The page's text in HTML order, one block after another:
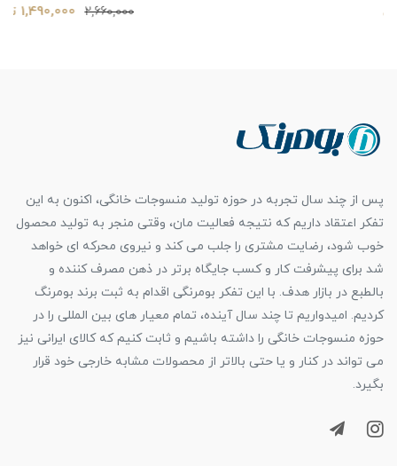
2,660,000
پس از چند سال تجربه در حوزه تولید منسوجات خانگی، اکنون به این
تفکر اعتقاد داریم که نتیجه فعالیت مان، وقتی منجر به تولید محصول
خوب شود، رضایت مشتری را جلب می کند و نیروی محرکه ای خواهد
شد برای پیشرفت کار و کسب جایگاه برتر در ذهن مصرف کننده و
بالطبع در بازار هدف. با این تفکر بومرنگی اقدام به ثبت برند بومرنگ
کردیم. امیدواریم تا چند سال آینده، تمام معیار های بین المللی را در
حوزه منسوجات خانگی را داشته باشیم و ثابت کنیم که کالای ایرانی نیز
می تواند در کنار و یا حتی بالاتر از محصولات مشابه خارجی خود قرار
بگیرد.